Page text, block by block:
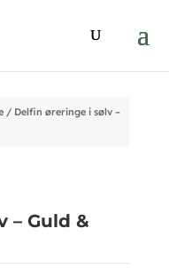
/ Delfin øreringe i sølv –
– Guld &